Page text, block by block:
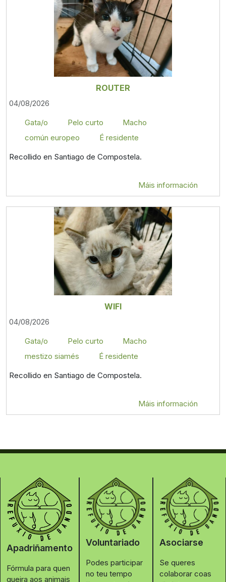
ROUTER
04/08/2026
Gata/o
Pelo curto
Macho
común europeo
É residente
Recollido en Santiago de Compostela.
Máis información
WIFI
04/08/2026
Gata/o
Pelo curto
Macho
mestizo siamés
É residente
Recollido en Santiago de Compostela.
Máis información
Apadriñamento
Fórmula para quen
queira aos animais
Voluntariado
Podes participar
no teu tempo
Asociarse
Se queres
colaborar coas